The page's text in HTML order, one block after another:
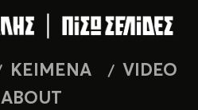
ΚΕΙΜΕΝΑ
VIDEO
ABOUT